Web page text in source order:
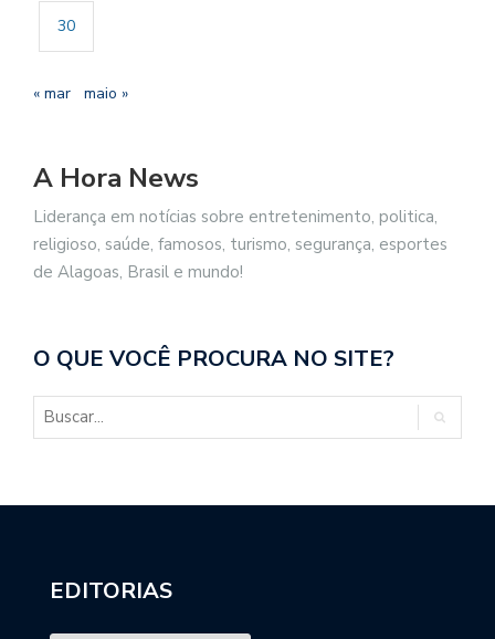
30
« mar maio »
A Hora News
Liderança em notícias sobre entretenimento, politica,
religioso, saúde, famosos, turismo, segurança, esportes
de Alagoas, Brasil e mundo!
O QUE VOCÊ PROCURA NO SITE?
EDITORIAS